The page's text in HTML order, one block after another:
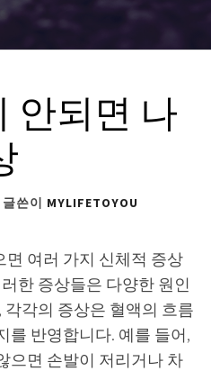
안되면 나
글쓴이 MYLIFETOYOU
여러 가지 신체적 증상
한 증상들은 다양한 원인
각의 증상은 혈액의 흐름
를 반영합니다. 예를 들어,
으면 손발이 저리거나 차